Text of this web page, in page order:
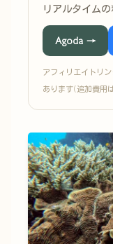
リアルタイム
Agoda →
アフィリエイトリ
あります(追加費用